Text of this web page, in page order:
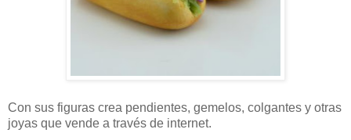
Con sus figuras crea pendientes, gemelos, colgantes y otras
joyas que vende a través de internet.